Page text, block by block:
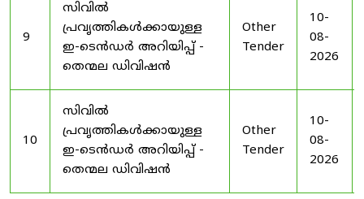
9
സിവിൽ
പ്രവൃത്തികൾക്കായുള്ള
ഇ-ടെൻഡർ അറിയിപ്പ് -
തെന്മല ഡിവിഷൻ
Other
Tender
10-
08-
2026
10
സിവിൽ
പ്രവൃത്തികൾക്കായുള്ള
ഇ-ടെൻഡർ അറിയിപ്പ് -
തെന്മല ഡിവിഷൻ
Other
Tender
10-
08-
2026